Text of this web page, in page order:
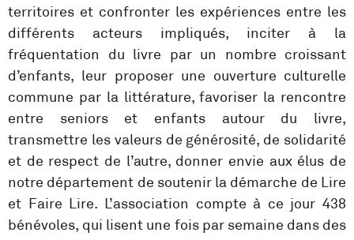
territoires et confronter les expériences entre les
différents acteurs impliqués, inciter à la
fréquentation du livre par un nombre croissant
d’enfants, leur proposer une ouverture culturelle
commune par la littérature, favoriser la rencontre
entre seniors et enfants autour du livre,
transmettre les valeurs de générosité, de solidarité
et de respect de l’autre, donner envie aux élus de
notre département de soutenir la démarche de Lire
et Faire Lire. L’association compte à ce jour 438
bénévoles, qui lisent une fois par semaine dans des